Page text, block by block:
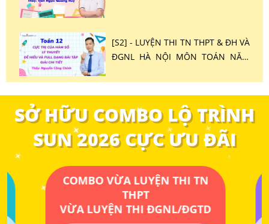
[S2] - LUYỆN THI TN THPT & ĐH VÀ
ĐGNL HÀ NỘI MÔN TOÁN NĂM
CHÍNH
[S2] – LUYỆN THI TN THPT & ĐH
VÀ ĐGNL HCM MÔN TOÁN NĂM
2025 – THẦY NGUYỄN CÔNG
CHÍNH
[S2] - LUYỆN THI TN THPT & ĐH VÀ
ĐGTD BÁCH KHOA (TSA) MÔN
TOÁN - NĂM 2025 - THẦY NGÔ
VĂN TOẢN
SỞ HỮU COMBO LỘ TRÌNH
SUN 2026 CỰC ƯU ĐÃI
COMBO VỪA LUYỆN THI TN
VỪA LUYỆN THI ĐGNL/ĐGTD